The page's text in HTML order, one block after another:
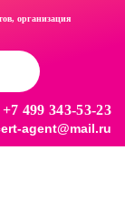
организация
+7 499 343-53-23
agent@mail.ru